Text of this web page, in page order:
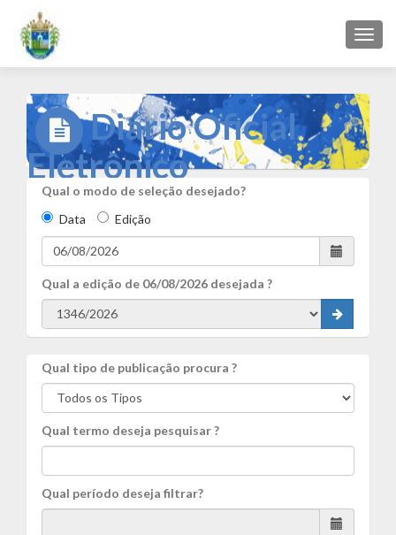
Diário Oficial
Eletrônico
Qual o modo de seleção desejado?
Data
Edição
Qual a edição de 06/08/2026 desejada ?
Qual tipo de publicação procura ?
Qual termo deseja pesquisar ?
Qual período deseja filtrar?